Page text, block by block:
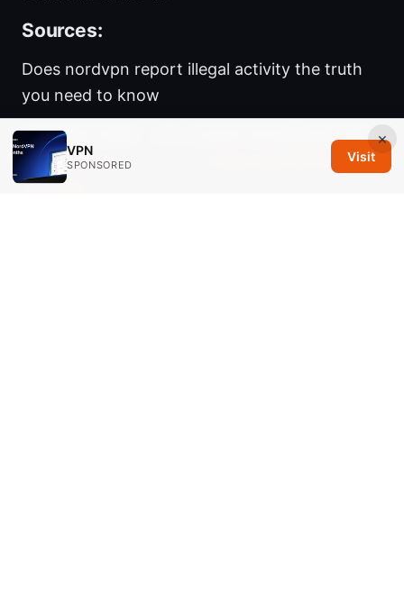
Sources:
Does nordvpn report illegal activity the truth
you need to know
免费的梯子推荐：VPN 在加拿大的完整指南与最
新趋势如何在macbook上轻鬆安裝和使用vpn？
新手指南
×
VPN
SPONSORED
Visit